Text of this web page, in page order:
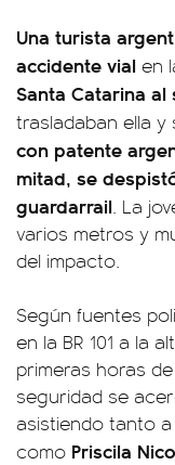
Una turista
accidente vial en
Santa Catarina al
trasladaban ella y
con patente
mitad, se
guardarrail. La
varios metros y
del impacto.
Según fuentes
en la BR 101 a la
primeras horas
seguridad se
asistiendo tanto
como Priscila